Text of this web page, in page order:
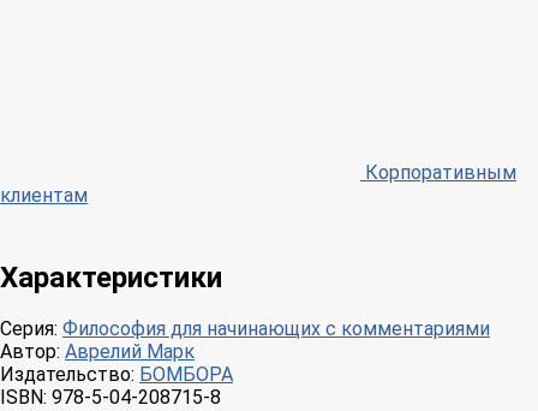
Корпоративным
клиентам
Характеристики
Серия: Философия для начинающих с комментариями
Автор: Аврелий Марк
Издательство: БОМБОРА
ISBN: 978-5-04-208715-8